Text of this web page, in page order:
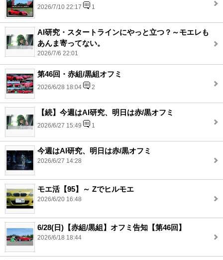
2026/7/10 22:17 1
AI研究・スタートラインにやっと立つ？～モエレも
あんま寄ってない。
2026/7/6 22:01
第46回・赤組/黒組オフミ
2026/6/28 18:04 2
【続】今週はAI研究、明日は赤/黒オフミ
2026/6/27 15:49 1
今週はAI研究、明日は赤/黒オフミ
2026/6/27 14:28
モエ活【95】～ Zでヒルモエ
2026/6/20 16:48
6/28(日)【赤組/黒組】オフミ告知【第46回】
2026/6/18 18:44